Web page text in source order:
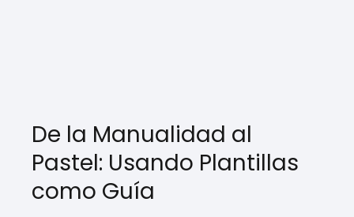
De la Manualidad al
Pastel: Usando Plantillas
como Guía